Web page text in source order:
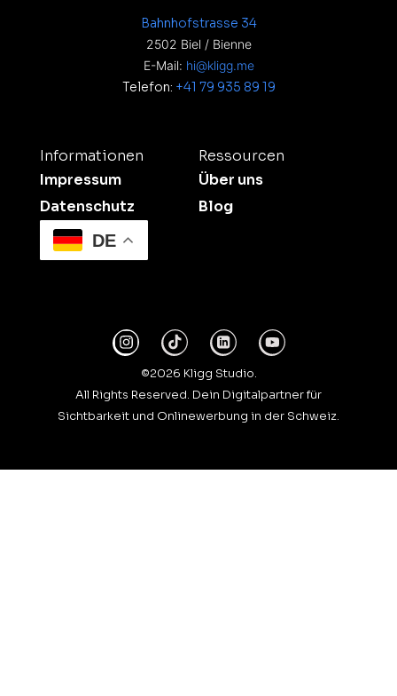
Bahnhofstrasse 34
2502 Biel / Bienne
E-Mail: hi@kligg.me
Telefon: +41 79 935 89 19
Informationen
Impressum
Datenschutz
Ressourcen
Über uns
Blog
DE
©2026 Kligg Studio.
All Rights Reserved. Dein Digitalpartner für
Sichtbarkeit und Onlinewerbung in der Schweiz.